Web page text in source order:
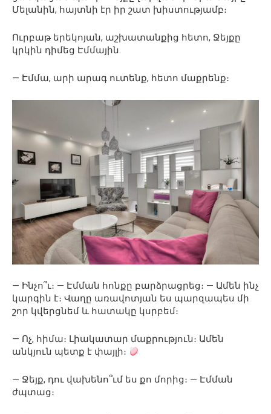
Մելանին, հայտնի էր իր շատ խիստությամբ։
Ուրբաթ երեկոյան, աշխատանքից հետո, Ջեյքը
կրկին դիմեց Էմմային.
— Էմմա, արի արագ ուտենք, հետո մաքրենք։
— Ինչո՞ւ։ — Էմման հոնքը բարձրացրեց։ — Ամեն ինչ
կարգին է։ Վաղը առավոտյան ես պարզապես մի
շոր կվերցնեմ և հատակը կսրբեմ։
— Ոչ, հիմա։ Լիակատար մաքրություն։ Ամեն
անկյուն պետք է փայլի։
— Ջեյք, դու վախենո՞ւմ ես քո մորից։ — Էմման
ժպտաց։